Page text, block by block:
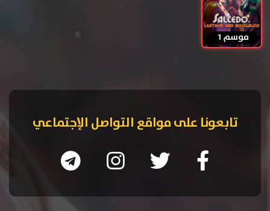
موسم 1
تابعونا على مواقع التواصل الإجتماعي